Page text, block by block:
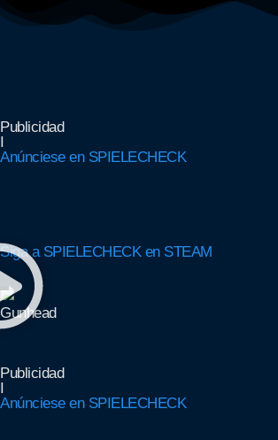
Publicidad
I
Anúnciese en SPIELECHECK
Siga a SPIELECHECK en STEAM
Publicidad
I
Anúnciese en SPIELECHECK